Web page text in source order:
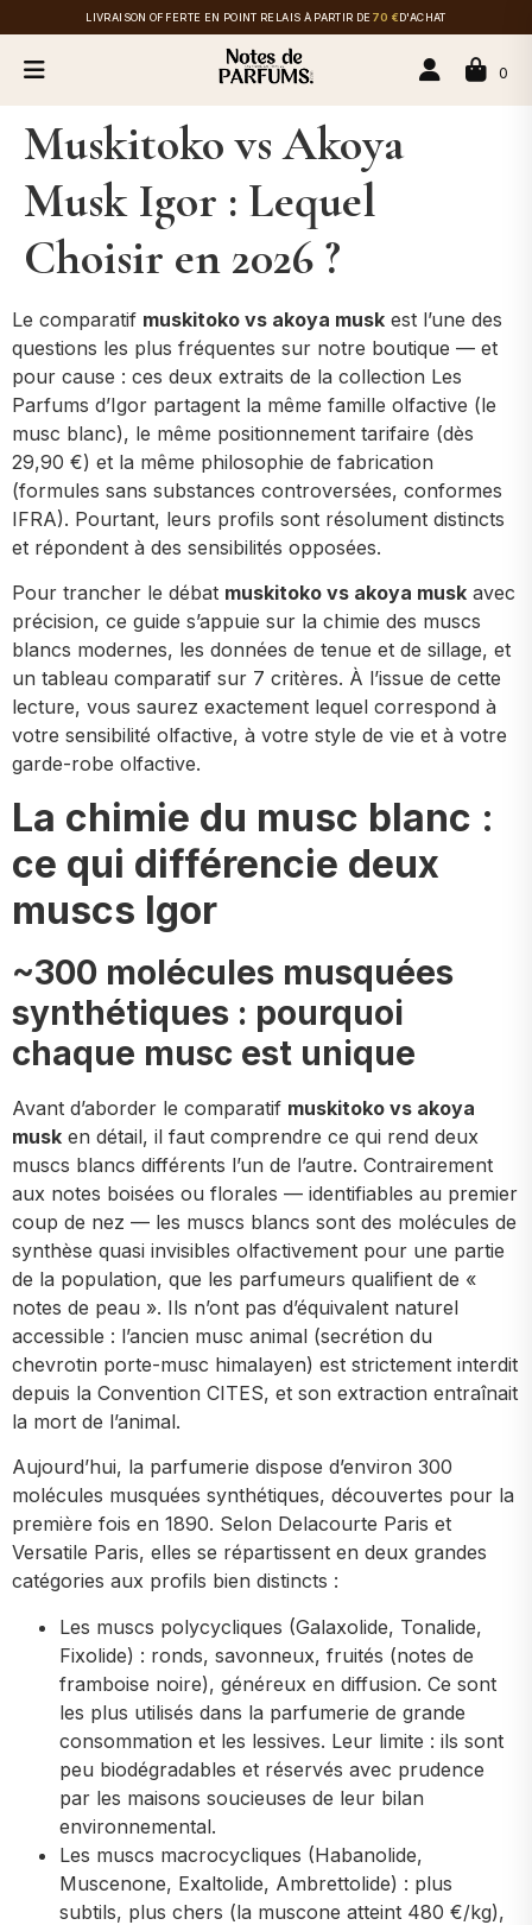
LIVRAISON OFFERTE EN POINT RELAIS À PARTIR DE 70 €D'ACHAT
0
Muskitoko vs Akoya
Musk Igor : Lequel
Choisir en 2026 ?
Le comparatif muskitoko vs akoya musk est l’une des
questions les plus fréquentes sur notre boutique — et
pour cause : ces deux extraits de la collection Les
Parfums d’Igor partagent la même famille olfactive (le
musc blanc), le même positionnement tarifaire (dès
29,90 €) et la même philosophie de fabrication
(formules sans substances controversées, conformes
IFRA). Pourtant, leurs profils sont résolument distincts
et répondent à des sensibilités opposées.
Pour trancher le débat muskitoko vs akoya musk avec
précision, ce guide s’appuie sur la chimie des muscs
blancs modernes, les données de tenue et de sillage, et
un tableau comparatif sur 7 critères. À l’issue de cette
lecture, vous saurez exactement lequel correspond à
votre sensibilité olfactive, à votre style de vie et à votre
garde-robe olfactive.
La chimie du musc blanc :
ce qui différencie deux
muscs Igor
~300 molécules musquées
synthétiques : pourquoi
chaque musc est unique
Avant d’aborder le comparatif muskitoko vs akoya
musk en détail, il faut comprendre ce qui rend deux
muscs blancs différents l’un de l’autre. Contrairement
aux notes boisées ou florales — identifiables au premier
coup de nez — les muscs blancs sont des molécules de
synthèse quasi invisibles olfactivement pour une partie
de la population, que les parfumeurs qualifient de «
notes de peau ». Ils n’ont pas d’équivalent naturel
accessible : l’ancien musc animal (secrétion du
chevrotin porte-musc himalayen) est strictement interdit
depuis la Convention CITES, et son extraction entraînait
la mort de l’animal.
Aujourd’hui, la parfumerie dispose d’environ 300
molécules musquées synthétiques, découvertes pour la
première fois en 1890. Selon Delacourte Paris et
Versatile Paris, elles se répartissent en deux grandes
catégories aux profils bien distincts :
Les muscs polycycliques (Galaxolide, Tonalide,
Fixolide) : ronds, savonneux, fruités (notes de
framboise noire), généreux en diffusion. Ce sont
les plus utilisés dans la parfumerie de grande
consommation et les lessives. Leur limite : ils sont
peu biodégradables et réservés avec prudence
par les maisons soucieuses de leur bilan
environnemental.
Les muscs macrocycliques (Habanolide,
Muscenone, Exaltolide, Ambrettolide) : plus
subtils, plus chers (la muscone atteint 480 €/kg),